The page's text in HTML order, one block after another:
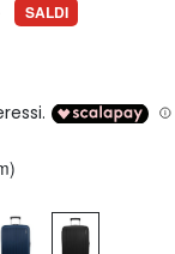
SALDI